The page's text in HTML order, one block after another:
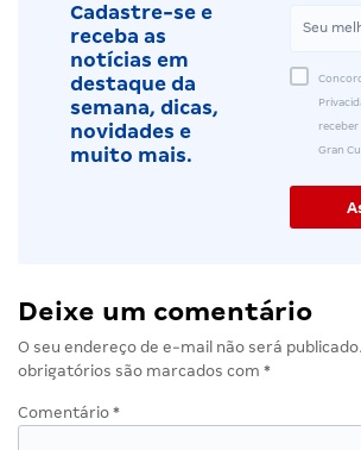
Cadastre-se e
receba as
notícias em
destaque da
semana, dicas,
novidades e
muito mais.
Gran
Deixe um comentário
O seu endereço de e-mail não será publicado.
obrigatórios são marcados com *
Comentário *